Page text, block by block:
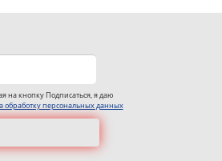
на кнопку Подписаться, я даю
обработку персональных данных